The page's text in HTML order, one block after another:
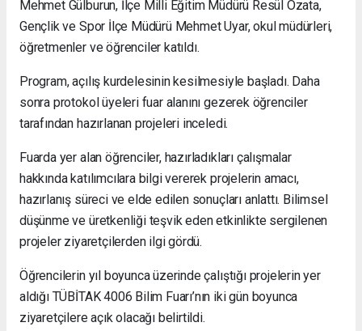
Mehmet Gülburun, İlçe Milli Eğitim Müdürü Resül Özata,
Gençlik ve Spor İlçe Müdürü Mehmet Uyar, okul müdürleri,
öğretmenler ve öğrenciler katıldı.
Program, açılış kurdelesinin kesilmesiyle başladı. Daha
sonra protokol üyeleri fuar alanını gezerek öğrenciler
tarafından hazırlanan projeleri inceledi.
Fuarda yer alan öğrenciler, hazırladıkları çalışmalar
hakkında katılımcılara bilgi vererek projelerin amacı,
hazırlanış süreci ve elde edilen sonuçları anlattı. Bilimsel
düşünme ve üretkenliği teşvik eden etkinlikte sergilenen
projeler ziyaretçilerden ilgi gördü.
Öğrencilerin yıl boyunca üzerinde çalıştığı projelerin yer
aldığı TÜBİTAK 4006 Bilim Fuarı’nın iki gün boyunca
ziyaretçilere açık olacağı belirtildi.